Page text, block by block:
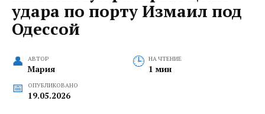
удара по порту Измаил под
Одессой
АВТОР
Мария
НА ЧТЕНИЕ
1 мин
ОПУБЛИКОВАНО
19.05.2026